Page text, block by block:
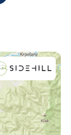
areálu
po
jazdy na
tu